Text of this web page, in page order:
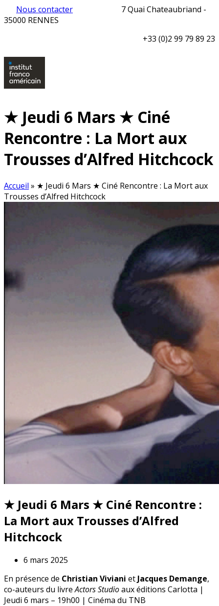
Nous contacter
7 Quai Chateaubriand -
35000 RENNES
+33 (0)2 99 79 89 23
★ Jeudi 6 Mars ★ Ciné
Rencontre : La Mort aux
Trousses d’Alfred Hitchcock
Accueil » ★ Jeudi 6 Mars ★ Ciné Rencontre : La Mort aux
Trousses d’Alfred Hitchcock
★ Jeudi 6 Mars ★ Ciné Rencontre :
La Mort aux Trousses d’Alfred
Hitchcock
6 mars 2025
En présence de Christian Viviani et Jacques Demange,
co-auteurs du livreActors Studioaux éditions Carlotta |
Jeudi 6 mars – 19h00 | Cinéma du TNB